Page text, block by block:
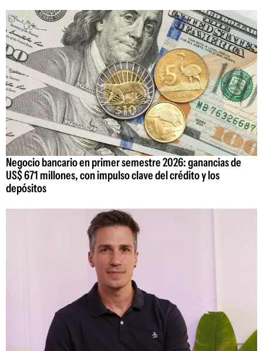
Negocio bancario en primer semestre 2026: ganancias de
US$ 671 millones, con impulso clave del crédito y los
depósitos